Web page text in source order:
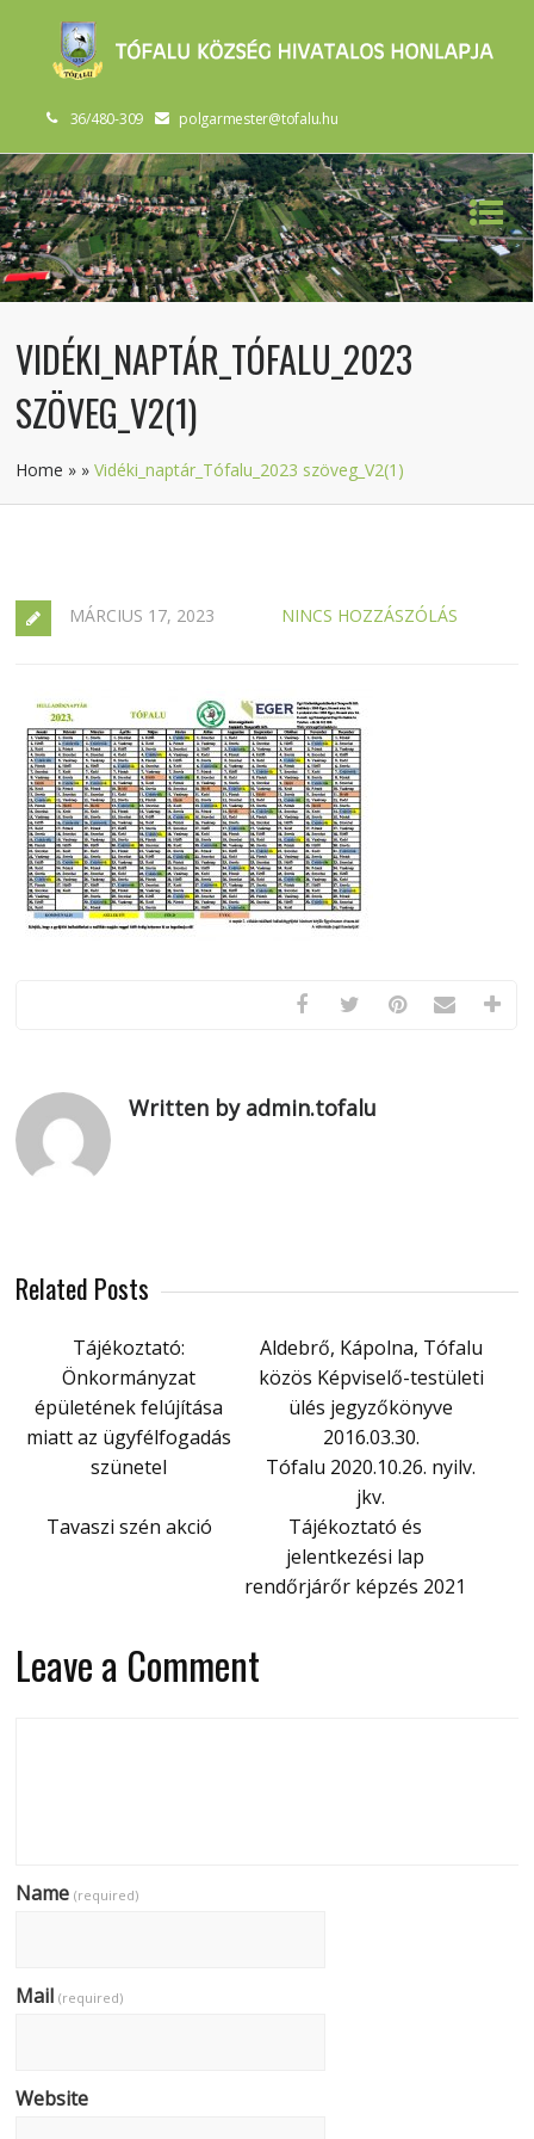
36/480-309 polgarmester@tofalu.hu
VIDÉKI_NAPTÁR_TÓFALU_2023
SZÖVEG_V2(1)
Home » »Vidéki_naptár_Tófalu_2023 szöveg_V2(1)
MÁRCIUS 17, 2023 NINCS HOZZÁSZÓLÁS
Written by admin.tofalu
Related Posts
Tájékoztató:
Önkormányzat
épületének felújítása
miatt az ügyfélfogadás
szünetel
Aldebrő, Kápolna, Tófalu
közös Képviselő-testületi
ülés jegyzőkönyve
2016.03.30.
Tófalu 2020.10.26. nyilv.
jkv.
Tavaszi szén akció
Tájékoztató és
jelentkezési lap
rendőrjárőr képzés 2021
Leave a Comment
Name(required)
Mail(required)
Website